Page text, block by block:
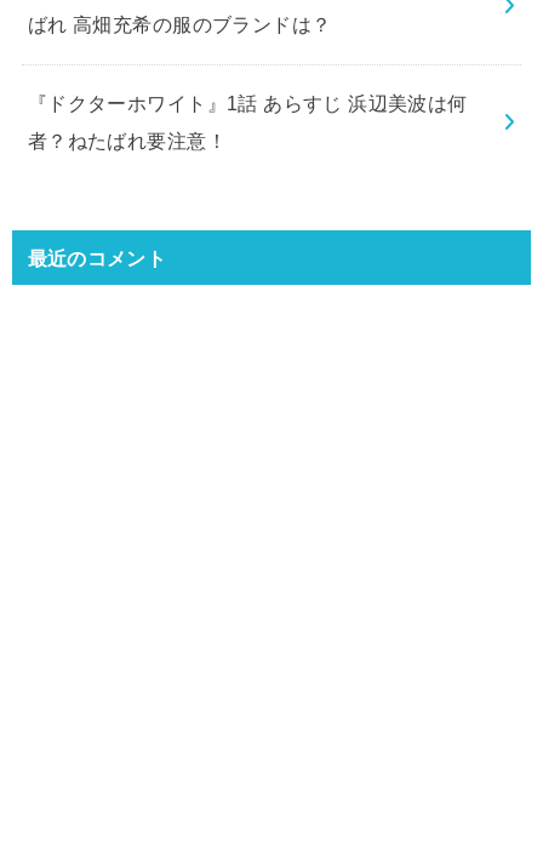
ばれ 高畑充希の服のブランドは？
『ドクターホワイト』1話 あらすじ 浜辺美波は何
者？ねたばれ要注意！
最近のコメント